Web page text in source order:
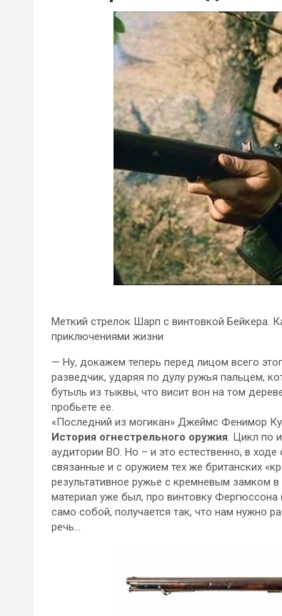
Меткий стрелок Шарп с винтовкой Бейкера.
приключениями жизни
— Ну, докажем теперь перед лицом всего
разведчик, ударяя по дулу ружья пальцем,
бутыль из тыквы, что висит вон на том
пробьете ее.
«Последний из могикан» Джеймс Фенимор
История огнестрельного оружия. Цикл по
аудитории ВО. Но – и это естественно, в
связанные и с оружием тех же британских
результативное ружье с кремневым замком
материал уже был, про винтовку
само собой, получается так, что нам нужно
речь…